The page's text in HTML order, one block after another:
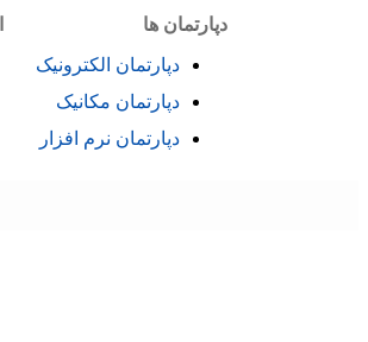
دپارتمان ها
دپارتمان الکترونیک
دپارتمان مکانیک
دپارتمان نرم افزار